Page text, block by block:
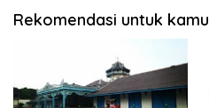
Rekomendasi untuk kamu